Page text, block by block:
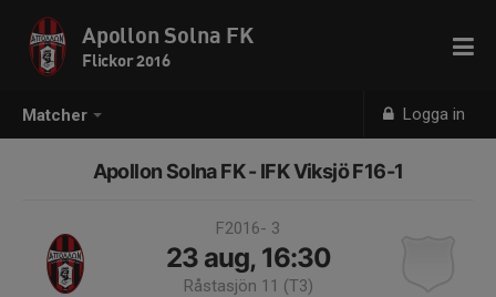
Matcher Logga in
Apollon Solna FK
Flickor 2016
Apollon Solna FK - IFK Viksjö F16-1
F2016- 3
23 aug, 16:30
Råstasjön 11 (T3)